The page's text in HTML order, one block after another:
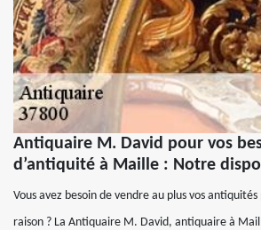
Antiquaire M. David pour vos
d’antiquité à Maille : Notre
Vous avez besoin de vendre au plus vos
raison ? La Antiquaire M. David, antiquaire à